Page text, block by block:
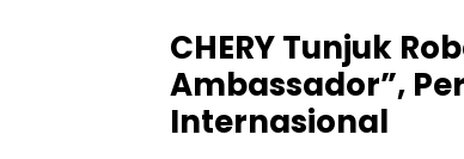
CHERY Tunjuk
Ambassador”,
Internasional